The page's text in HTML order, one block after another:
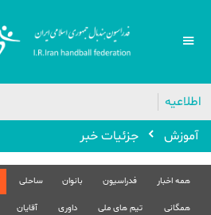
اطلاعیه
آموزش
جزئیات خبر
همه اخبار فدراسیون بانوان ساحلی
همگانی تیم های ملی داوری آقایان